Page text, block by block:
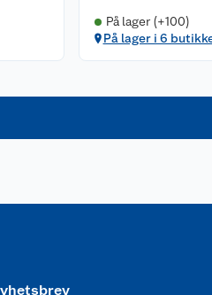
På lager (+100)
På lager i 6